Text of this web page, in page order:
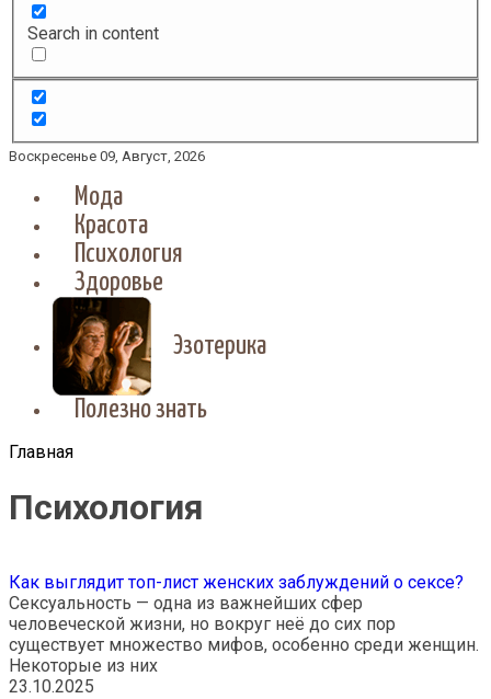
Search in content
Воскресенье 09, Август, 2026
Мода
Красота
Психология
Здоровье
Эзотерика
Полезно знать
Главная
Психология
Как выглядит топ-лист женских заблуждений о сексе?
Сексуальность — одна из важнейших сфер
человеческой жизни, но вокруг неё до сих пор
существует множество мифов, особенно среди женщин.
Некоторые из них
23.10.2025